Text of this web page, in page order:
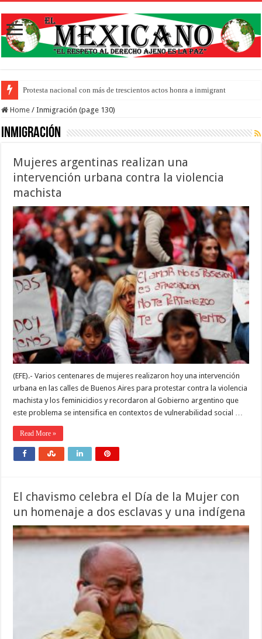
LatinoJ
Home / Inmigración (page 130)
Inmigración
Mujeres argentinas realizan una
intervención urbana contra la violencia
machista
(EFE).- Varios centenares de mujeres realizaron hoy una intervención
urbana en las calles de Buenos Aires para protestar contra la violencia
machista y los feminicidios y recordaron al Gobierno argentino que
este problema se intensifica en contextos de vulnerabilidad social …
Read More »
El chavismo celebra el Día de la Mujer con
un homenaje a dos esclavas y una indígena